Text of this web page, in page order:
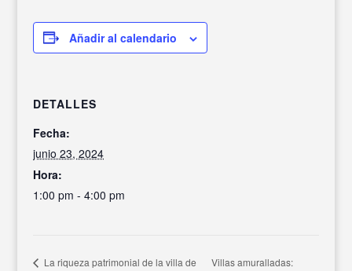
Añadir al calendario
DETALLES
Fecha:
junio 23, 2024
Hora:
1:00 pm - 4:00 pm
La riqueza patrimonial de la villa de
Villas amuralladas: